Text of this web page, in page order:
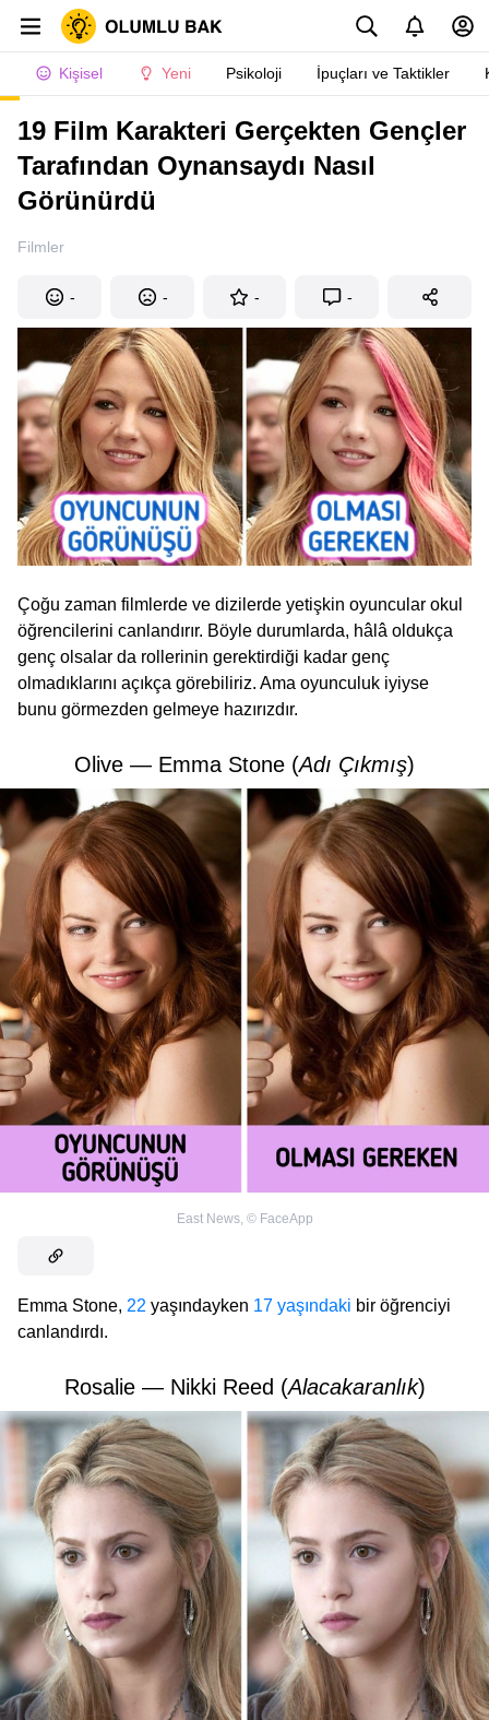
Kişisel Yeni Psikoloji İpuçları ve Taktikler
19 Film Karakteri Gerçekten Gençler
Tarafından Oynansaydı Nasıl
Görünürdü
Filmler
- - - -
Çoğu zaman filmlerde ve dizilerde yetişkin oyuncular okul
öğrencilerini canlandırır. Böyle durumlarda, hâlâ oldukça
genç olsalar da rollerinin gerektirdiği kadar genç
olmadıklarını açıkça görebiliriz. Ama oyunculuk iyiyse
bunu görmezden gelmeye hazırızdır.
Olive — Emma Stone (Adı Çıkmış)
East News, © FaceApp
Emma Stone, 22 yaşındayken 17 yaşındaki bir öğrenciyi
canlandırdı.
Rosalie — Nikki Reed (Alacakaranlık)